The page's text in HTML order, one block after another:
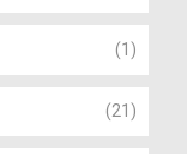
(1)
(21)